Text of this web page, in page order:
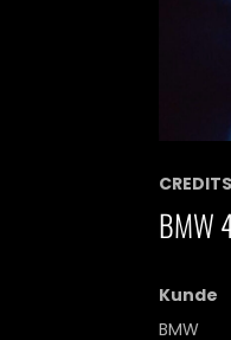
CREDITS
BMW
Kunde
BMW